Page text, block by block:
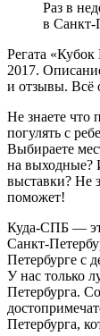
Раз в
в Санкт-
Регата «Кубок
2017.
и отзывы. Всё
Не знаете что
погулять с
Выбираете
на выходные?
выставки? Не
поможет!
Куда-СПБ —
Санкт-
Петербурге с
У нас только
Петербурга.
Петербурга,